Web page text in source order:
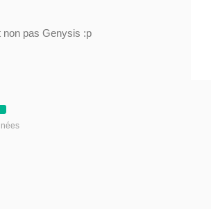
non pas Genysis :p